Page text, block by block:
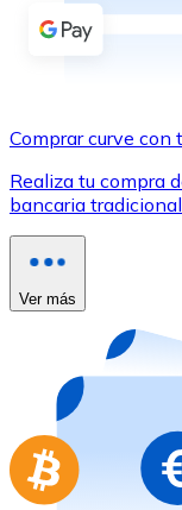
Transferencia
Tarjeta de
Utiliza
Comprar con
Compra
Ir a la tienda
Comprar curve
Realiza tu compra
bancaria
Ver más